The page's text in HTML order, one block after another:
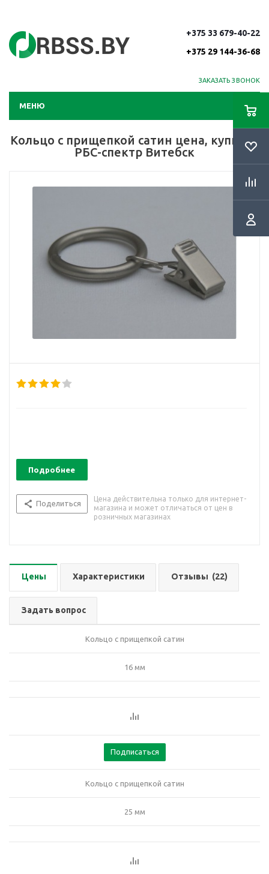
+375 33 679-40-22
+375 29 144-36-68
ЗАКАЗАТЬ ЗВОНОК
МЕНЮ
Кольцо с прищепкой сатин цена, купить |
РБС-спектр Витебск
Подробнее
Поделиться
Цена действительна только для интернет-
магазина и может отличаться от цен в
розничных магазинах
Цены Характеристики Отзывы (22)
Задать вопрос
Кольцо с прищепкой сатин
16 мм
Подписаться
Кольцо с прищепкой сатин
25 мм